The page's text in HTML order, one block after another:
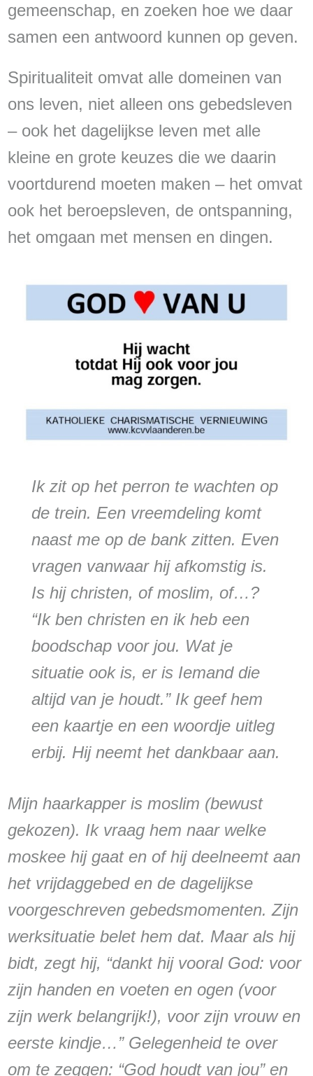
gemeenschap, en zoeken hoe we daar
samen een antwoord kunnen op geven.
Spiritualiteit omvat alle domeinen van
ons leven, niet alleen ons gebedsleven
– ook het dagelijkse leven met alle
kleine en grote keuzes die we daarin
voortdurend moeten maken – het omvat
ook het beroepsleven, de ontspanning,
het omgaan met mensen en dingen.
Ik zit op het perron te wachten op
de trein. Een vreemdeling komt
naast me op de bank zitten. Even
vragen vanwaar hij afkomstig is.
Is hij christen, of moslim, of…?
“Ik ben christen en ik heb een
boodschap voor jou. Wat je
situatie ook is, er is Iemand die
altijd van je houdt.” Ik geef hem
een kaartje en een woordje uitleg
erbij. Hij neemt het dankbaar aan.
Mijn haarkapper is moslim (bewust
gekozen). Ik vraag hem naar welke
moskee hij gaat en of hij deelneemt aan
het vrijdaggebed en de dagelijkse
voorgeschreven gebedsmomenten. Zijn
werksituatie belet hem dat. Maar als hij
bidt, zegt hij, “dankt hij vooral God: voor
zijn handen en voeten en ogen (voor
zijn werk belangrijk!), voor zijn vrouw en
eerste kindje…” Gelegenheid te over
om te zeggen: “God houdt van jou” en